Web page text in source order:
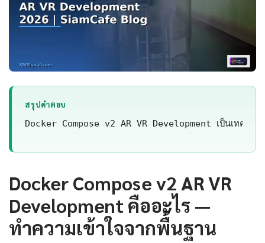
สรุปคำตอบ
Docker Compose v2 AR VR Development เป็นเทคโ
Docker Compose v2 AR VR
Development คืออะไร —
ทำความเข้าใจจากพื้นฐาน